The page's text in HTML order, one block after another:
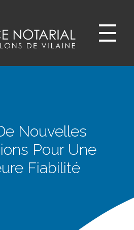
Nouvelles
Pour Une
Fiabilité